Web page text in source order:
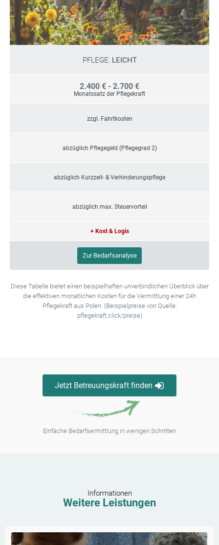
PFLEGE: LEICHT
2.400 € - 2.700 €
Monatssatz der Pflegekraft
zzgl. Fahrtkosten
abzüglich Pflegegeld (Pflegegrad 2)
abzüglich Kurzzeit- & Verhinderungspflege
abzüglich max. Steuervorteil
+ Kost & Logis
Zur Bedarfsanalyse
Diese Tabelle bietet einen beispielhaften unverbindlichen Überblick über
die effektiven monatlichen Kosten für die Vermittlung einer 24h
Pflegekraft aus Polen. (Beispielpreise von Quelle:
pflegekraft.click/preise)
Jetzt Betreuungskraft finden
Einfache Bedarfsermittlung in wenigen Schritten
Informationen
Weitere Leistungen